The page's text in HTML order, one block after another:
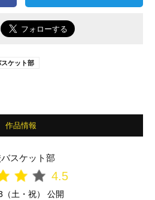
ケット部
作品情報
スケット部
4.5
土・祝） 公開